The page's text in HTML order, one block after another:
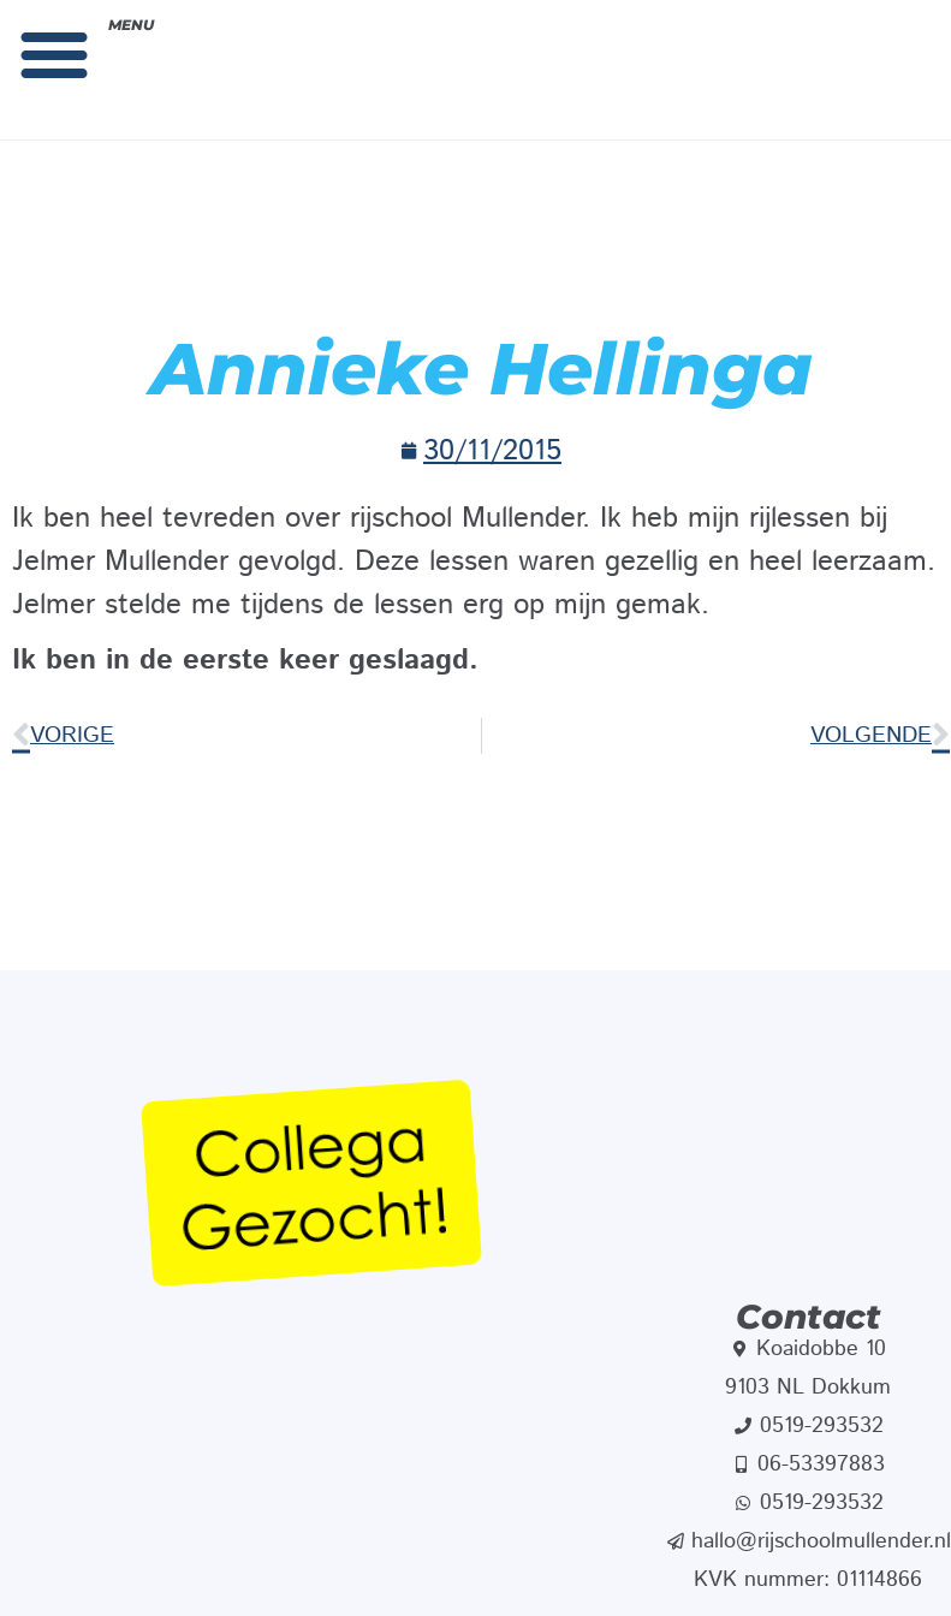
MENU
Annieke Hellinga
30/11/2015
Ik ben heel tevreden over rijschool Mullender. Ik heb mijn rijlessen bij
Jelmer Mullender gevolgd. Deze lessen waren gezellig en heel leerzaam.
Jelmer stelde me tijdens de lessen erg op mijn gemak.
Ik ben in de eerste keer geslaagd.
VORIGE VOLGENDE
Contact
Koaidobbe 10
9103 NL Dokkum
0519-293532
06-53397883
0519-293532
hallo@rijschoolmullender.nl
KVK nummer: 01114866